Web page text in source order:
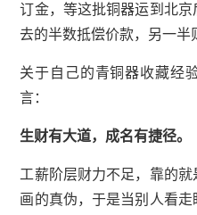
订金，等这批铜器运到北
去的半数抵偿价款，另一半
关于自己的青铜器收藏经
言：
生财有大道，成名有捷径。
工薪阶层财力不足，靠的
画的真伪，于是当别人看